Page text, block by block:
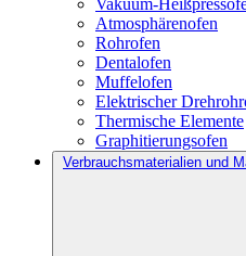
Atmosphärenofen
Rohrofen
Dentalofen
Muffelofen
Elektrischer
Thermische Elemente
Graphitierungsofen
Verbrauchsmaterialien und